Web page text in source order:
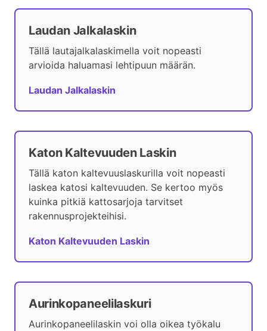
Laudan Jalkalaskin
Tällä lautajalkalaskimella voit nopeasti
arvioida haluamasi lehtipuun määrän.
Laudan Jalkalaskin
Katon Kaltevuuden Laskin
Tällä katon kaltevuuslaskurilla voit nopeasti
laskea katosi kaltevuuden. Se kertoo myös
kuinka pitkiä kattosarjoja tarvitset
rakennusprojekteihisi.
Katon Kaltevuuden Laskin
Aurinkopaneelilaskuri
Aurinkopaneelilaskin voi olla oikea työkalu